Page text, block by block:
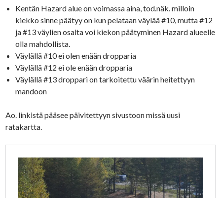
Kentän Hazard alue on voimassa aina, tod.näk. milloin
kiekko sinne päätyy on kun pelataan väylää #10, mutta #12
ja #13 väylien osalta voi kiekon päätyminen Hazard alueelle
olla mahdollista.
Väylällä #10 ei olen enään dropparia
Väylällä #12 ei ole enään dropparia
Väylällä #13 droppari on tarkoitettu väärin heitettyyn
mandoon
Ao. linkistä pääsee päivitettyyn sivustoon missä uusi
ratakartta.